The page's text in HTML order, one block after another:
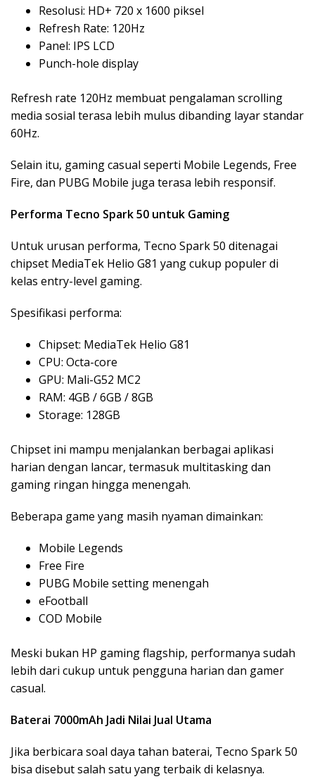
Resolusi: HD+ 720 x 1600 piksel
Refresh Rate: 120Hz
Panel: IPS LCD
Punch-hole display
Refresh rate 120Hz membuat pengalaman scrolling
media sosial terasa lebih mulus dibanding layar standar
60Hz.
Selain itu, gaming casual seperti Mobile Legends, Free
Fire, dan PUBG Mobile juga terasa lebih responsif.
Performa Tecno Spark 50 untuk Gaming
Untuk urusan performa, Tecno Spark 50 ditenagai
chipset MediaTek Helio G81 yang cukup populer di
kelas entry-level gaming.
Spesifikasi performa:
Chipset: MediaTek Helio G81
CPU: Octa-core
GPU: Mali-G52 MC2
RAM: 4GB / 6GB / 8GB
Storage: 128GB
Chipset ini mampu menjalankan berbagai aplikasi
harian dengan lancar, termasuk multitasking dan
gaming ringan hingga menengah.
Beberapa game yang masih nyaman dimainkan:
Mobile Legends
Free Fire
PUBG Mobile setting menengah
eFootball
COD Mobile
Meski bukan HP gaming flagship, performanya sudah
lebih dari cukup untuk pengguna harian dan gamer
casual.
Baterai 7000mAh Jadi Nilai Jual Utama
Jika berbicara soal daya tahan baterai, Tecno Spark 50
bisa disebut salah satu yang terbaik di kelasnya.